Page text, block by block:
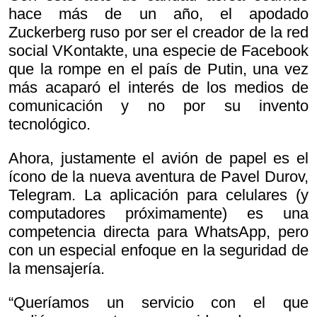
hace más de un año, el apodado
Zuckerberg ruso por ser el creador de la red
social VKontakte, una especie de Facebook
que la rompe en el país de Putin, una vez
más acaparó el interés de los medios de
comunicación y no por su invento
tecnológico.
Ahora, justamente el avión de papel es el
ícono de la nueva aventura de Pavel Durov,
Telegram. La aplicación para celulares (y
computadores próximamente) es una
competencia directa para WhatsApp, pero
con un especial enfoque en la seguridad de
la mensajería.
“Queríamos un servicio con el que